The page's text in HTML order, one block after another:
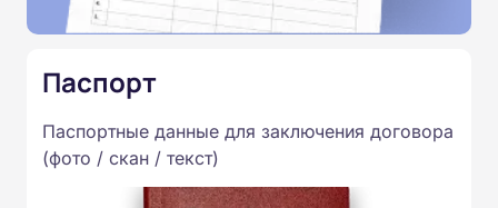
Паспорт
Паспортные данные для заключения договора
(фото / скан / текст)